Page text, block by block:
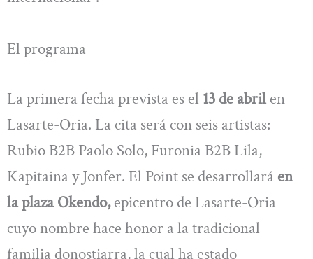
El programa
La primera fecha prevista es el 13 de abril en
Lasarte-Oria. La cita será con seis artistas:
Rubio B2B Paolo Solo, Furonia B2B Lila,
Kapitaina y Jonfer. El Point se desarrollará en
la plaza Okendo,epicentro de Lasarte-Oria
cuyo nombre hace honor a la tradicional
familia donostiarra, la cual ha estado